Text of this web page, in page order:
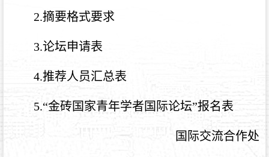
2.摘要格式要求
3.论坛申请表
4.推荐人员汇总表
5.“金砖国家青年学者国际论坛”报名表
国际交流合作处